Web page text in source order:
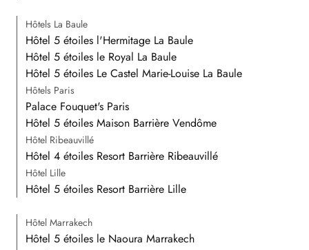
Hôtels La Baule
Hôtel 5 étoiles l'Hermitage La Baule
Hôtel 5 étoiles le Royal La Baule
Hôtel 5 étoiles Le Castel Marie-Louise La Baule
Hôtels Paris
Palace Fouquet's Paris
Hôtel 5 étoiles Maison Barrière Vendôme
Hôtel Ribeauvillé
Hôtel 4 étoiles Resort Barrière Ribeauvillé
Hôtel Lille
Hôtel 5 étoiles Resort Barrière Lille
Hôtel Marrakech
Hôtel 5 étoiles le Naoura Marrakech